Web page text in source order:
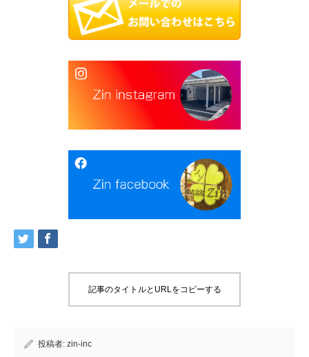
記事のタイトルとURLをコピーする
投稿者: zin-inc